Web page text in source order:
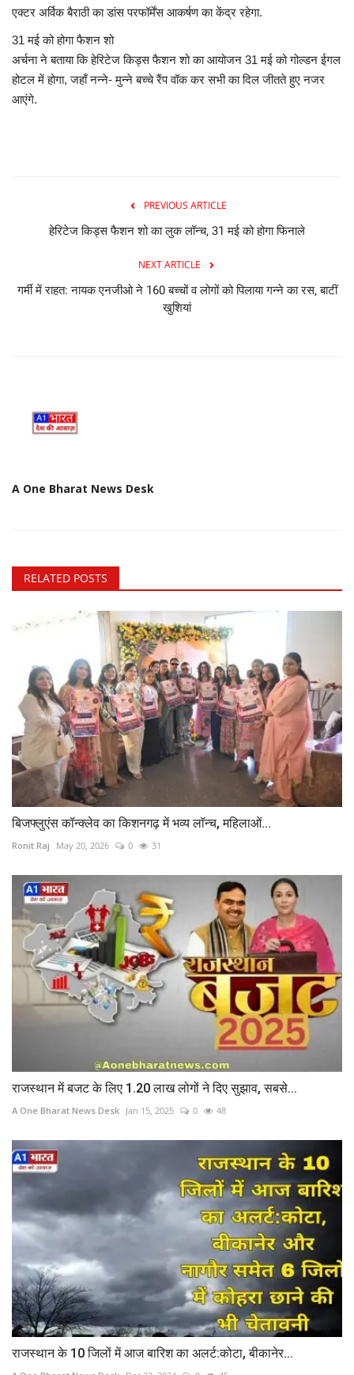
एक्टर अर्विक बैराठी का डांस परफॉर्मेंस आकर्षण का केंद्र रहेगा.
31 मई को होगा फैशन शो
अर्चना ने बताया कि हेरिटेज किड्स फैशन शो का आयोजन 31 मई को गोल्डन ईगल
होटल में होगा, जहाँ नन्ने- मुन्ने बच्चे रैंप वॉक कर सभी का दिल जीतते हुए नजर
आएंगे.
PREVIOUS ARTICLE
हेरिटेज किड्स फैशन शो का लुक लॉन्च, 31 मई को होगा फिनाले
NEXT ARTICLE
गर्मी में राहत: नायक एनजीओ ने 160 बच्चों व लोगों को पिलाया गन्ने का रस, बाटीं
खुशियां
A One Bharat News Desk
RELATED POSTS
बिजफ्लुएंस कॉन्क्लेव का किशनगढ़ में भव्य लॉन्च, महिलाओं...
Ronit Raj May 20, 2026 0 31
राजस्थान में बजट के लिए 1.20 लाख लोगों ने दिए सुझाव, सबसे...
A One Bharat News Desk Jan 15, 2025 0 48
राजस्थान के 10 जिलों में आज बारिश का अलर्ट:कोटा, बीकानेर...